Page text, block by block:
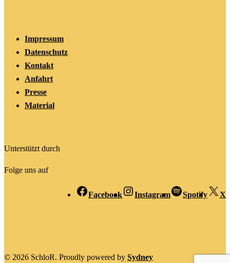
Impressum
Datenschutz
Kontakt
Anfahrt
Presse
Material
Unterstützt durch
Folge uns auf
Facebook Instagram Spotify X
© 2026 SchloR. Proudly powered by Sydney